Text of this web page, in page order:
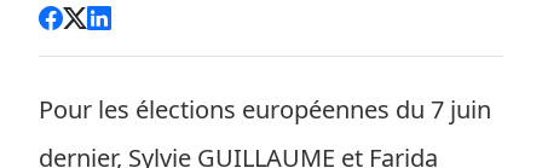
Pour les élections européennes du 7 juin
dernier, Sylvie GUILLAUME et Farida